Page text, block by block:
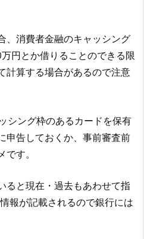
、消費者金融のキャッシング
円とか借りることのできる限
計算する場合があるので注意
シング枠のあるカードを保有
申告しておくか、事前審査前
す。
ると現在・過去もあわせて指
報が記載されるので銀行には